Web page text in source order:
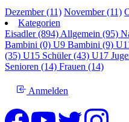
Dezember (11) November (11)
Kategorien
Eisadler (894) Allgemein (95)
Bambini (0) U9 Bambini (9)
(35) U15 Schüler (43) U17
Senioren (14) Frauen (14)
Anmelden